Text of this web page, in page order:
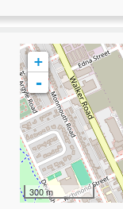
+
-
300 m